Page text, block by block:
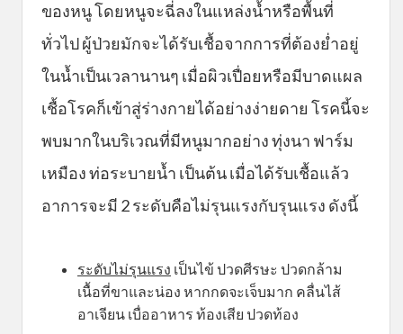
ของหนู โดยหนูจะฉี่ลงในแหล่งน้ำหรือพื้นที่
ทั่วไป ผู้ป่วยมักจะได้รับเชื้อจากการที่ต้องย่ำอยู่
ในน้ำเป็นเวลานานๆ เมื่อผิวเปื่อยหรือมีบาดแผล
เชื้อโรคก็เข้าสู่ร่างกายได้อย่างง่ายดาย โรคนี้จะ
พบมากในบริเวณที่มีหนูมากอย่าง ทุ่งนา ฟาร์ม
เหมือง ท่อระบายน้ำ เป็นต้น เมื่อได้รับเชื้อแล้ว
อาการจะมี 2 ระดับคือไม่รุนแรงกับรุนแรง ดังนี้
ระดับไม่รุนแรง เป็นไข้ ปวดศีรษะ ปวดกล้าม
เนื้อที่ขาและน่อง หากกดจะเจ็บมาก คลื่นไส้
อาเจียน เบื่ออาหาร ท้องเสีย ปวดท้อง